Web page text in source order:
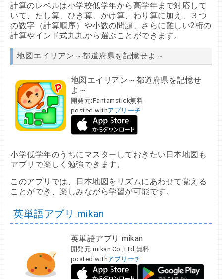
計算のレベルは小学校低学年から高学年まで対応して
いて、たし算、ひき算、かけ算、わり算に加え、３つ
の数字（計算順序）や小数の問題、さらに難しい2桁の
計算やインド式九九から選ぶことができます。
地図エイリアン～都道府県を記憶せよ～
地図エイリアン～都道府県を記憶せ
よ～
開発元:Fantamstick無料
posted withアプリーチ
小学低学年のうちにマスターしておきたい日本地図も
アプリで楽しく勉強できます。
このアプリでは、日本地図をリズムにあわせて覚える
ことができ、楽しみながら学習が可能です。
英単語アプリ mikan
英単語アプリ mikan
開発元:mikan Co.,Ltd.無料
posted withアプリーチ